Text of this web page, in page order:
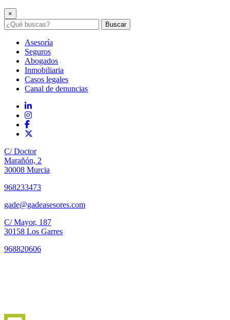
×
Buscar
Asesoría
Seguros
Abogados
Inmobiliaria
Casos legales
Canal de denuncias
C/ Doctor
Marañón, 2
30008 Murcia
968233473
gade@gadeasesores.com
C/ Mayor, 187
30158 Los Garres
968820606